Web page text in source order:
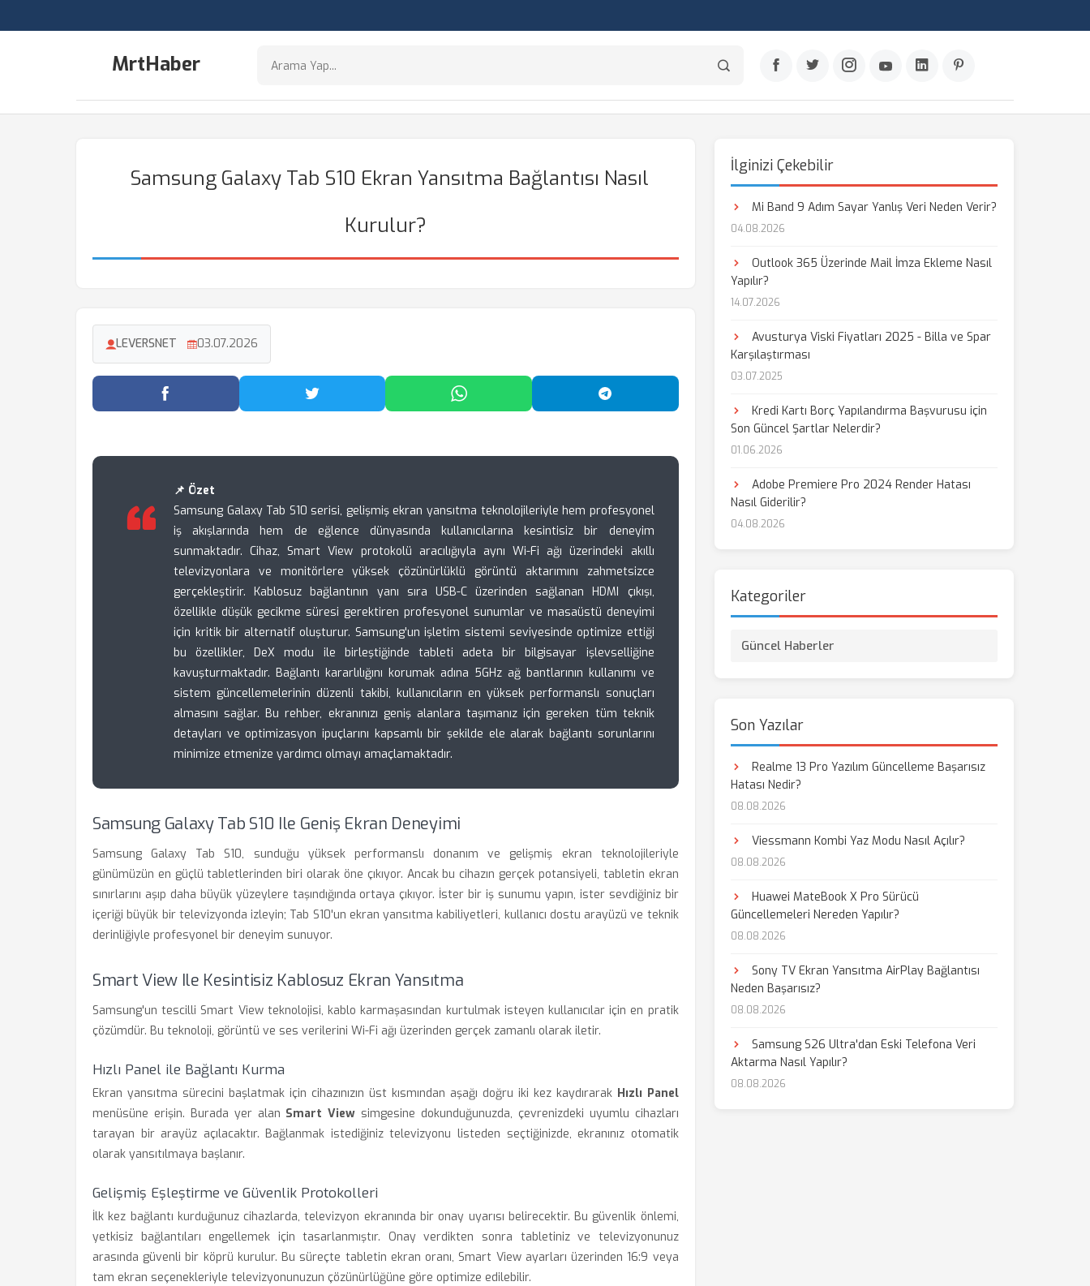
MrtHaber
Samsung Galaxy Tab S10 Ekran Yansıtma Bağlantısı Nasıl
Kurulur?
LEVERSNET 03.07.2026
Facebook'ta Paylaş Twitter'da Paylaş WhatsApp'ta Paylaş Telegram'da Paylaş
📌 Özet
Samsung Galaxy Tab S10 serisi, gelişmiş ekran yansıtma teknolojileriyle hem profesyonel
iş akışlarında hem de eğlence dünyasında kullanıcılarına kesintisiz bir deneyim
sunmaktadır. Cihaz, Smart View protokolü aracılığıyla aynı Wi-Fi ağı üzerindeki akıllı
televizyonlara ve monitörlere yüksek çözünürlüklü görüntü aktarımını zahmetsizce
gerçekleştirir. Kablosuz bağlantının yanı sıra USB-C üzerinden sağlanan HDMI çıkışı,
özellikle düşük gecikme süresi gerektiren profesyonel sunumlar ve masaüstü deneyimi
için kritik bir alternatif oluşturur. Samsung'un işletim sistemi seviyesinde optimize ettiği
bu özellikler, DeX modu ile birleştiğinde tableti adeta bir bilgisayar işlevselliğine
kavuşturmaktadır. Bağlantı kararlılığını korumak adına 5GHz ağ bantlarının kullanımı ve
sistem güncellemelerinin düzenli takibi, kullanıcıların en yüksek performanslı sonuçları
almasını sağlar. Bu rehber, ekranınızı geniş alanlara taşımanız için gereken tüm teknik
detayları ve optimizasyon ipuçlarını kapsamlı bir şekilde ele alarak bağlantı sorunlarını
minimize etmenize yardımcı olmayı amaçlamaktadır.
Samsung Galaxy Tab S10 Ile Geniş Ekran Deneyimi
Samsung Galaxy Tab S10, sunduğu yüksek performanslı donanım ve gelişmiş ekran teknolojileriyle
günümüzün en güçlü tabletlerinden biri olarak öne çıkıyor. Ancak bu cihazın gerçek potansiyeli, tabletin ekran
sınırlarını aşıp daha büyük yüzeylere taşındığında ortaya çıkıyor. İster bir iş sunumu yapın, ister sevdiğiniz bir
içeriği büyük bir televizyonda izleyin; Tab S10'un ekran yansıtma kabiliyetleri, kullanıcı dostu arayüzü ve teknik
derinliğiyle profesyonel bir deneyim sunuyor.
Smart View Ile Kesintisiz Kablosuz Ekran Yansıtma
Samsung'un tescilli Smart View teknolojisi, kablo karmaşasından kurtulmak isteyen kullanıcılar için en pratik
çözümdür. Bu teknoloji, görüntü ve ses verilerini Wi-Fi ağı üzerinden gerçek zamanlı olarak iletir.
Hızlı Panel ile Bağlantı Kurma
Ekran yansıtma sürecini başlatmak için cihazınızın üst kısmından aşağı doğru iki kez kaydırarak Hızlı Panel
menüsüne erişin. Burada yer alan Smart View simgesine dokunduğunuzda, çevrenizdeki uyumlu cihazları
tarayan bir arayüz açılacaktır. Bağlanmak istediğiniz televizyonu listeden seçtiğinizde, ekranınız otomatik
olarak yansıtılmaya başlanır.
Gelişmiş Eşleştirme ve Güvenlik Protokolleri
İlk kez bağlantı kurduğunuz cihazlarda, televizyon ekranında bir onay uyarısı belirecektir. Bu güvenlik önlemi,
yetkisiz bağlantıları engellemek için tasarlanmıştır. Onay verdikten sonra tabletiniz ve televizyonunuz
arasında güvenli bir köprü kurulur. Bu süreçte tabletin ekran oranı, Smart View ayarları üzerinden 16:9 veya
tam ekran seçenekleriyle televizyonunuzun çözünürlüğüne göre optimize edilebilir.
İlginizi Çekebilir
Mi Band 9 Adım Sayar Yanlış Veri Neden Verir?
04.08.2026
Outlook 365 Üzerinde Mail İmza Ekleme Nasıl
Yapılır?
14.07.2026
Avusturya Viski Fiyatları 2025 - Billa ve Spar
Karşılaştırması
03.07.2025
Kredi Kartı Borç Yapılandırma Başvurusu için
Son Güncel Şartlar Nelerdir?
01.06.2026
Adobe Premiere Pro 2024 Render Hatası
Nasıl Giderilir?
04.08.2026
Kategoriler
Güncel Haberler
Son Yazılar
Realme 13 Pro Yazılım Güncelleme Başarısız
Hatası Nedir?
08.08.2026
Viessmann Kombi Yaz Modu Nasıl Açılır?
08.08.2026
Huawei MateBook X Pro Sürücü
Güncellemeleri Nereden Yapılır?
08.08.2026
Sony TV Ekran Yansıtma AirPlay Bağlantısı
Neden Başarısız?
08.08.2026
Samsung S26 Ultra'dan Eski Telefona Veri
Aktarma Nasıl Yapılır?
08.08.2026